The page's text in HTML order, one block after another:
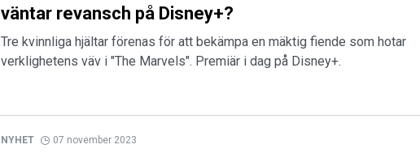
väntar revansch på Disney+?
Tre kvinnliga hjältar förenas för att bekämpa en mäktig fiende som hotar
verklighetens väv i "The Marvels". Premiär i dag på Disney+.
NYHET 07 november 2023